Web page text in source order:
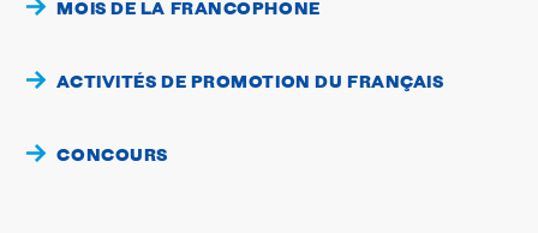
MOIS DE LA FRANCOPHONE
ACTIVITÉS DE PROMOTION DU FRANÇAIS
CONCOURS